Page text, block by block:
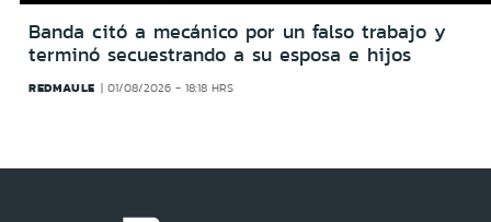
Banda citó a mecánico por un falso trabajo y
terminó secuestrando a su esposa e hijos
REDMAULE 01/08/2026 - 18:18 HRS